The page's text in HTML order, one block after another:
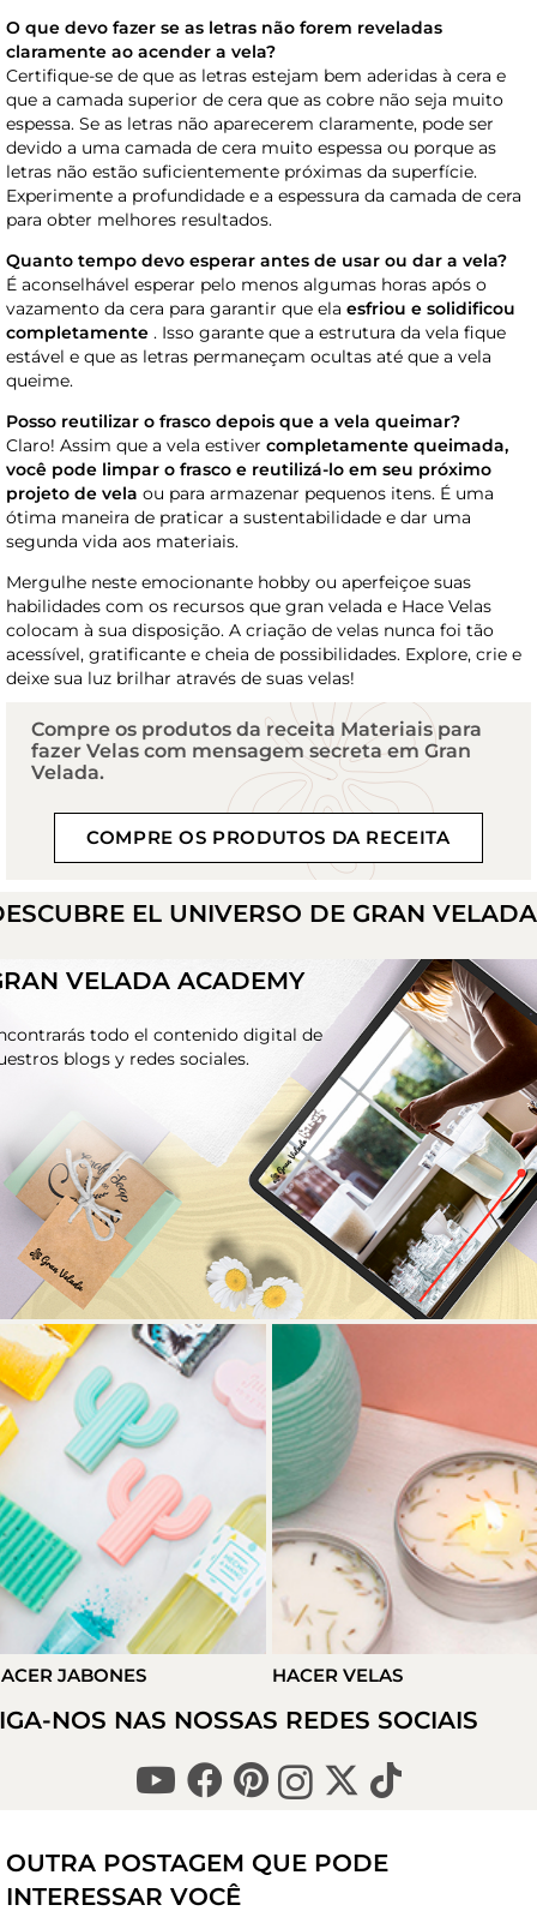
O que devo fazer se as letras não forem reveladas
claramente ao acender a vela?
Certifique-se de que as letras estejam bem aderidas à cera e
que a camada superior de cera que as cobre não seja muito
espessa. Se as letras não aparecerem claramente, pode ser
devido a uma camada de cera muito espessa ou porque as
letras não estão suficientemente próximas da superfície.
Experimente a profundidade e a espessura da camada de cera
para obter melhores resultados.
Quanto tempo devo esperar antes de usar ou dar a vela?
É aconselhável esperar pelo menos algumas horas após o
vazamento da cera para garantir que ela esfriou e solidificou
completamente . Isso garante que a estrutura da vela fique
estável e que as letras permaneçam ocultas até que a vela
queime.
Posso reutilizar o frasco depois que a vela queimar?
Claro! Assim que a vela estiver completamente queimada,
você pode limpar o frasco e reutilizá-lo em seu próximo
projeto de vela ou para armazenar pequenos itens. É uma
ótima maneira de praticar a sustentabilidade e dar uma
segunda vida aos materiais.
Mergulhe neste emocionante hobby ou aperfeiçoe suas
habilidades com os recursos que gran velada e Hace Velas
colocam à sua disposição. A criação de velas nunca foi tão
acessível, gratificante e cheia de possibilidades. Explore, crie e
deixe sua luz brilhar através de suas velas!
Compre os produtos da receita Materiais para
fazer Velas com mensagem secreta em Gran
Velada.
COMPRE OS PRODUTOS DA RECEITA
EL UNIVERSO DE GRAN VELADA
VELADA ACADEMY
todo el contenido digital de
blogs y redes sociales.
JABONES HACER VELAS
NOS NAS NOSSAS REDES SOCIAIS
OUTRA POSTAGEM QUE PODE
INTERESSAR VOCÊ